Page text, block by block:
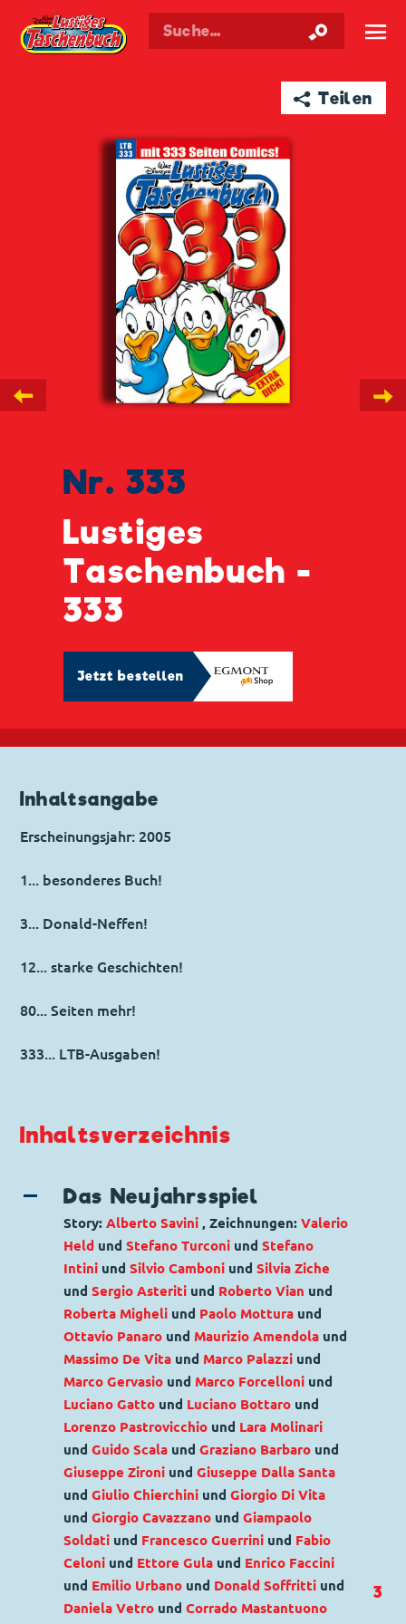
Walt Disneys Taschenbuch ☰
➦ Teilen
←
Nr. 333
Lustiges
Taschenbuch -
333
Jetzt bestellen
→
Inhaltsangabe
Erscheinungsjahr: 2005
1... besonderes Buch!
3... Donald-Neffen!
12... starke Geschichten!
80... Seiten mehr!
333... LTB-Ausgaben!
Inhaltsverzeichnis
Das Neujahrsspiel
Story:Alberto Savini , Zeichnungen:Valerio
Held undStefano Turconi undStefano
Intini undSilvio Camboni undSilvia Ziche
undSergio Asteriti und Roberto Vian und
Roberta Migheli und Paolo Mottura und
Ottavio Panaro und Maurizio Amendola und
Massimo De Vita und Marco Palazzi und
Marco Gervasio und Marco Forcelloni und
Luciano Gatto und Luciano Bottaro und
Lorenzo Pastrovicchio und Lara Molinari
undGuido Scala undGraziano Barbaro und
Giuseppe Zironi undGiuseppe Dalla Santa
undGiulio Chierchini undGiorgio Di Vita
undGiorgio Cavazzano undGiampaolo
Soldati und Francesco Guerrini und Fabio
Celoni und Ettore Gula und Enrico Faccini
und Emilio Urbano und Donald Soffritti und
Daniela Vetro undCorrado Mastantuono
3